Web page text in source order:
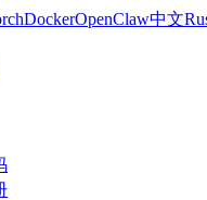
DockerOpenClaw中文